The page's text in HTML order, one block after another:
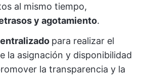
al mismo tiempo,
y agotamiento.
para realizar el
la asignación y disponibilidad
la transparencia y la